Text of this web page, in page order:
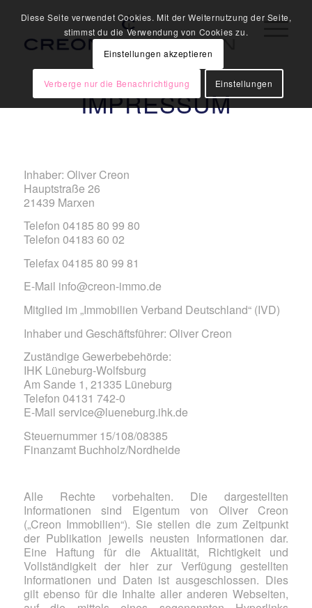
IMPRESSUM
Inhaber: Oliver Creon
Hauptstraße 26
21439 Marxen
Telefon 04185 80 99 80
Telefon 04183 60 02
Telefax 04185 80 99 81
E-Mail info@creon-immo.de
Mitglied im „Immobilien Verband Deutschland“ (IVD)
Inhaber und Geschäftsführer: Oliver Creon
Zuständige Gewerbebehörde:
IHK Lüneburg-Wolfsburg
Am Sande 1, 21335 Lüneburg
Telefon 04131 742-0
E-Mail service@lueneburg.ihk.de
Steuernummer 15/108/08385
Finanzamt Buchholz/Nordheide
Alle Rechte vorbehalten. Die dargestellten
Informationen sind Eigentum von Oliver Creon
(„Creon Immobilien“). Sie stellen die zum Zeitpunkt
der Publikation jeweils neusten Informationen dar.
Eine Haftung für die Aktualität, Richtigkeit und
Vollständigkeit der hier zur Verfügung gestellten
Informationen und Daten ist ausgeschlossen. Dies
gilt ebenso für die Inhalte aller anderen Webseiten,
Diese Seite verwendet Cookies. Mit der Weiternutzung der Seite,
stimmst du die Verwendung von Cookies zu.
Einstellungen akzeptieren
Verberge nur die Benachrichtigung Einstellungen